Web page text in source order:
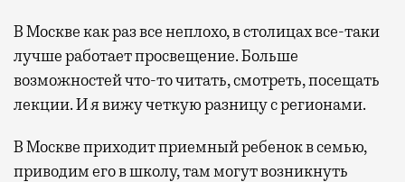
В Москве как раз все неплохо, в столицах все-таки
лучше работает просвещение. Больше
возможностей что-то читать, смотреть, посещать
лекции. И я вижу четкую разницу с регионами.
В Москве приходит приемный ребенок в семью,
приводим его в школу, там могут возникнуть